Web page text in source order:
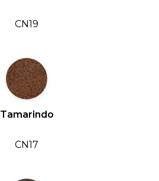
CN19
Tamarindo
CN17